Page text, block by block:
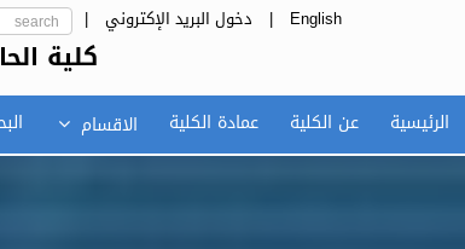
English
| دخول البريد الإكتروني |
كلية
الرئيسية عن الكلية عمادة الكلية الاقسام